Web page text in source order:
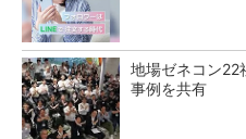
地場ゼネコン22
事例を共有